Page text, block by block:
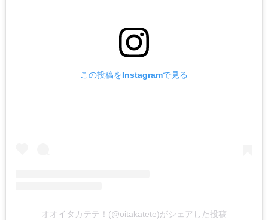
この投稿をInstagramで見る
オオイタカテテ！(@oitakatete)がシェアした投稿